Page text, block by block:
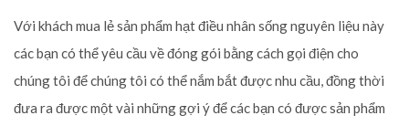
Với khách mua lẻ sản phẩm hạt điều nhân sống nguyên liệu này
các bạn có thể yêu cầu về đóng gói bằng cách gọi điện cho
chúng tôi để chúng tôi có thể nắm bắt được nhu cầu, đồng thời
đưa ra được một vài những gợi ý để các bạn có được sản phẩm